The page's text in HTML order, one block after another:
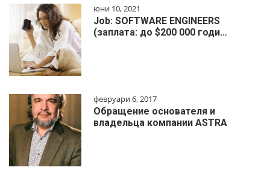
юни 10, 2021
Job: SOFTWARE ENGINEERS
(заплата: до $200 000 годи…
февруари 6, 2017
Обращение основателя и
владельца компании ASTRA